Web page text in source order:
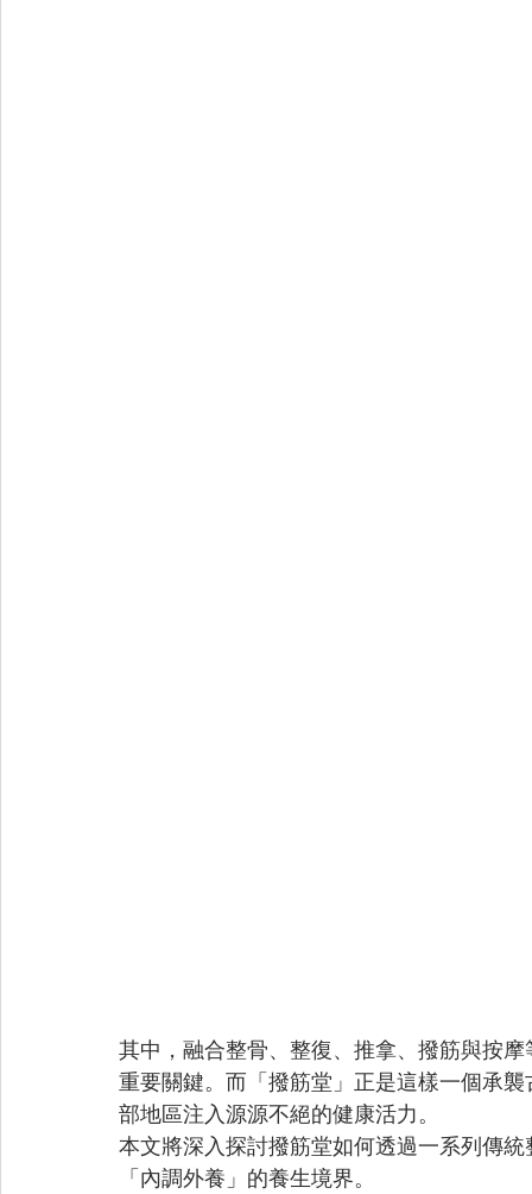
其中，融合整骨、整復、推拿、撥筋與按
重要關鍵。而「撥筋堂」正是這樣一個承
部地區注入源源不絕的健康活力。
本文將深入探討撥筋堂如何透過一系列傳
「內調外養」的養生境界。